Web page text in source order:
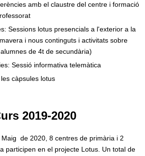
amb el claustre del centre i formació
Sessions lotus presencials a l'exterior a la
i nous continguts i activitats sobre
de 4t de secundària)
Sessió informativa telemàtica
càpsules lotus
2019-2020
de 2020, 8 centres de primària i 2
participen en el projecte Lotus. Un total de